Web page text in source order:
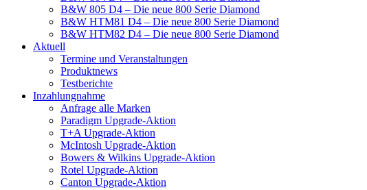
B&W 805 D4 – Die neue 800 Serie Diamond
B&W HTM81 D4 – Die neue 800 Serie Diamond
B&W HTM82 D4 – Die neue 800 Serie Diamond
Aktuell
Termine und Veranstaltungen
Produktnews
Testberichte
Inzahlungnahme
Anfrage alle Marken
Paradigm Upgrade-Aktion
T+A Upgrade-Aktion
McIntosh Upgrade-Aktion
Bowers & Wilkins Upgrade-Aktion
Rotel Upgrade-Aktion
Canton Upgrade-Aktion